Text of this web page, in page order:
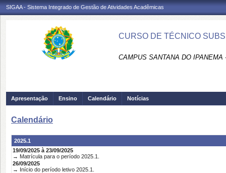
SIGAA - Sistema Integrado de Gestão de Atividades Acadêmicas
CURSO DE TÉCNICO
CAMPUS SANTANA DO IPANEMA
Apresentação Ensino Calendário Notícias
Calendário
2025.1
19/09/2025 à 23/09/2025
→ Matrícula para o período 2025.1.
26/09/2025
→ Início do período letivo 2025.1.